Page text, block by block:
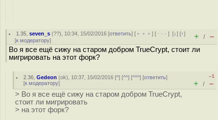
1.35 ,seven_s (??), 10:34, 15/02/2016 [ответить] [ ﹢﹢﹢] [ · · ·][↓] [↑]
[к модератору] + / –
Во я все ещё сижу на старом добром TrueCrypt, стоит ли
мигрировать на этот форк?
2.36 ,Gedeon (ok), 10:37, 15/02/2016 [^] [^^] [^^^] [ответить]
[к модератору]
–1
+ / –
> Во я все ещё сижу на старом добром TrueCrypt,
стоит ли мигрировать
> на этот форк?